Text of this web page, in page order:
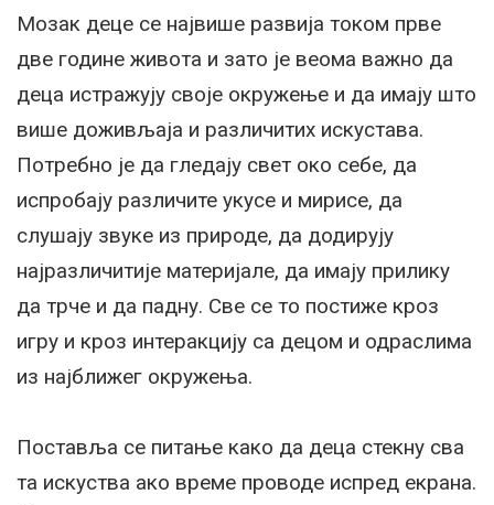
Мозак деце се највише развија током прве
две године живота и зато је веома важно да
деца истражују своје окружење и да имају што
више доживљаја и различитих искустава.
Потребно је да гледају свет око себе, да
испробају различите укусе и мирисе, да
слушају звуке из природе, да додирују
најразличитије материјале, да имају прилику
да трче и да падну. Све се то постиже кроз
игру и кроз интеракцију са децом и одраслима
из најближег окружења.
Поставља се питање како да деца стекну сва
та искуства ако време проводе испред екрана.